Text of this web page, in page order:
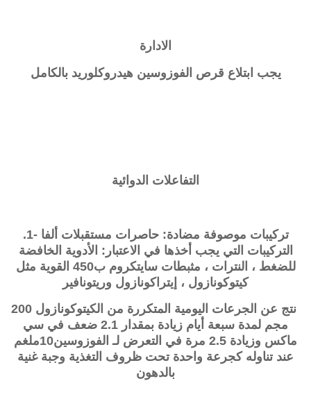
الادارة
يجب ابتلاع قرص الفوزوسين هيدروكلوريد بالكامل
التفاعلات الدوائية
تركيبات موصوفة مضادة: حاصرات مستقبلات ألفا -1.
التركيبات التي يجب أخذها في الاعتبار: الأدوية الخافضة
للضغط ، النترات ، مثبطات سايتكروم ب450 القوية مثل
كيتوكونازول ، إيتراكونازول وريتونافير
نتج عن الجرعات اليومية المتكررة من الكيتوكونازول 200
مجم لمدة سبعة أيام زيادة بمقدار 2.1 ضعف في سي
ماكس وزيادة 2.5 مرة في التعرض لـ
الفوزوسين
10ملغم
عند تناوله كجرعة واحدة تحت ظروف التغذية وجبة غنية
بالدهون